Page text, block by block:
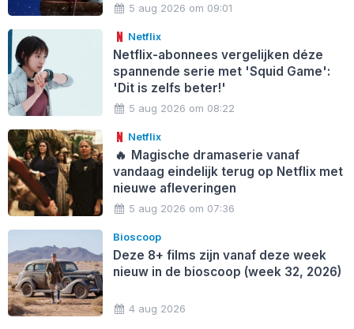
5 aug 2026 om 09:01
Netflix
Netflix-abonnees vergelijken déze
spannende serie met 'Squid Game':
'Dit is zelfs beter!'
5 aug 2026 om 08:22
Netflix
🔥 Magische dramaserie vanaf
vandaag eindelijk terug op Netflix met
nieuwe afleveringen
5 aug 2026 om 07:36
Bioscoop
Deze 8+ films zijn vanaf deze week
nieuw in de bioscoop (week 32, 2026)
4 aug 2026